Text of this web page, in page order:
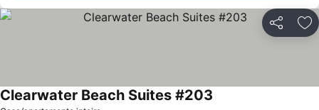
Partilhar
Clearwater Beach Suites #203